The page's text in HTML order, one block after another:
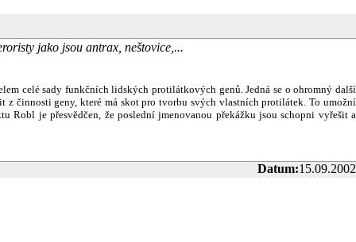
jako jsou antrax, neštovice,...
celé sady funkčních lidských protilátkových genů. Jedná se o ohromný další
činnosti geny, které má skot pro tvorbu svých vlastních protilátek. To umožní
Robl je přesvědčen, že poslední jmenovanou překážku jsou schopni vyřešit a
Datum:15.09.2002